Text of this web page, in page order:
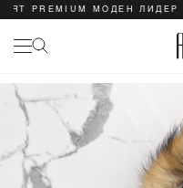
МОДЕН ЛИДЕР